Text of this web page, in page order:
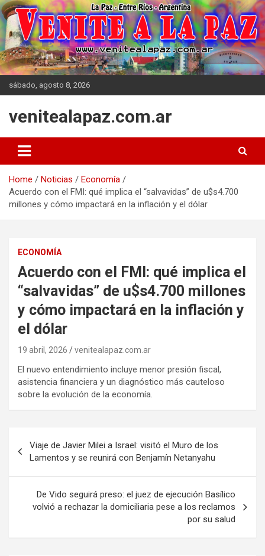
Skip
to
content
sábado, agosto 8, 2026
venitealapaz.com.ar
Home Noticias
Economía
Acuerdo con el FMI: qué implica el “salvavidas” de u$s4.700
millones y cómo impactará en la inflación y el dólar
ECONOMÍA
Acuerdo con el FMI: qué implica el
“salvavidas” de u$s4.700 millones
y cómo impactará en la inflación y
el dólar
19 abril, 2026 venitealapaz.com.ar
El nuevo entendimiento incluye menor presión fiscal,
asistencia financiera y un diagnóstico más cauteloso
sobre la evolución de la economía.
de
entradas
Viaje de Javier Milei a Israel: visitó el Muro de los
Lamentos y se reunirá con Benjamín Netanyahu
De Vido seguirá preso: el juez de ejecución Basílico
volvió a rechazar la domiciliaria pese a los reclamos
por su salud